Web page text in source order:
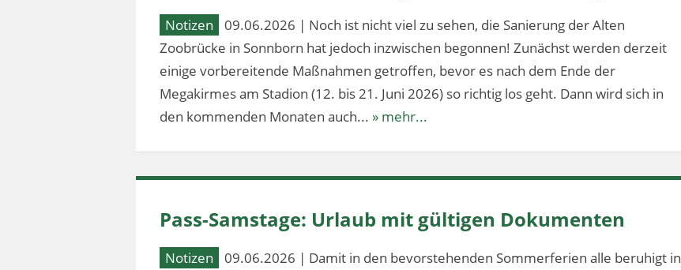
Notizen
09.06.2026 | Noch ist nicht viel zu sehen, die Sanierung der Alten
Zoobrücke in Sonnborn hat jedoch inzwischen begonnen! Zunächst werden derzeit
einige vorbereitende Maßnahmen getroffen, bevor es nach dem Ende der
Megakirmes am Stadion (12. bis 21. Juni 2026) so richtig los geht. Dann wird sich in
den kommenden Monaten auch... » mehr...
Pass-Samstage: Urlaub mit gültigen Dokumenten
Notizen
09.06.2026 | Damit in den bevorstehenden Sommerferien alle beruhigt in